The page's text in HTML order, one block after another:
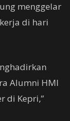
menggelar
di hari
Alumni HMI
di Kepri,”